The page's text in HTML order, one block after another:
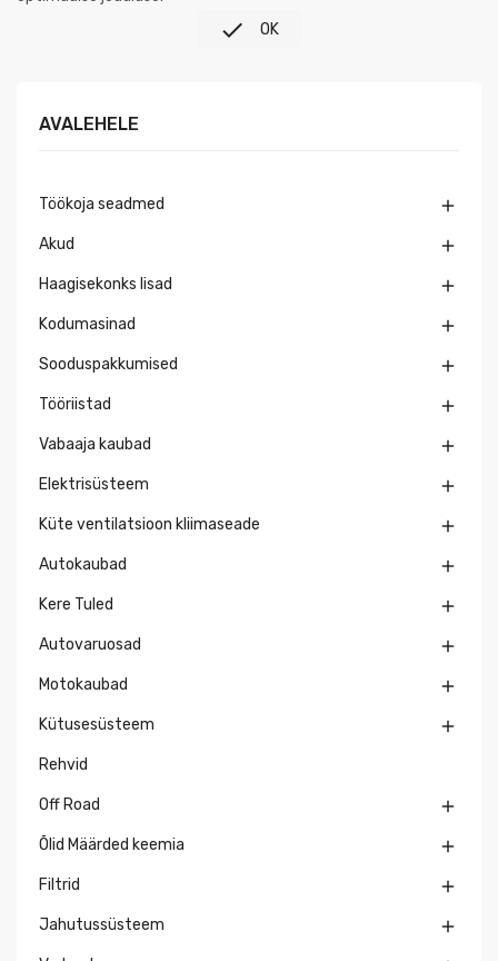
 OK
AVALEHELE
Töökoja seadmed 
Akud 
Haagisekonks lisad 
Kodumasinad 
Sooduspakkumised 
Tööriistad 
Vabaaja kaubad 
Elektrisüsteem 
Küte ventilatsioon kliimaseade 
Autokaubad 
Kere Tuled 
Autovaruosad 
Motokaubad 
Kütusesüsteem 
Rehvid
Off Road 
Õlid Määrded keemia 
Filtrid 
Jahutussüsteem 